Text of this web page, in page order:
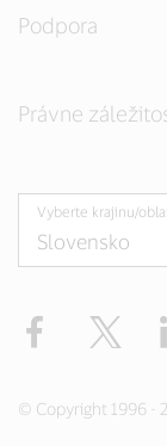
Podpora
Právne
Vyberte krajinu/
Facebook
© Copyright 1996 -